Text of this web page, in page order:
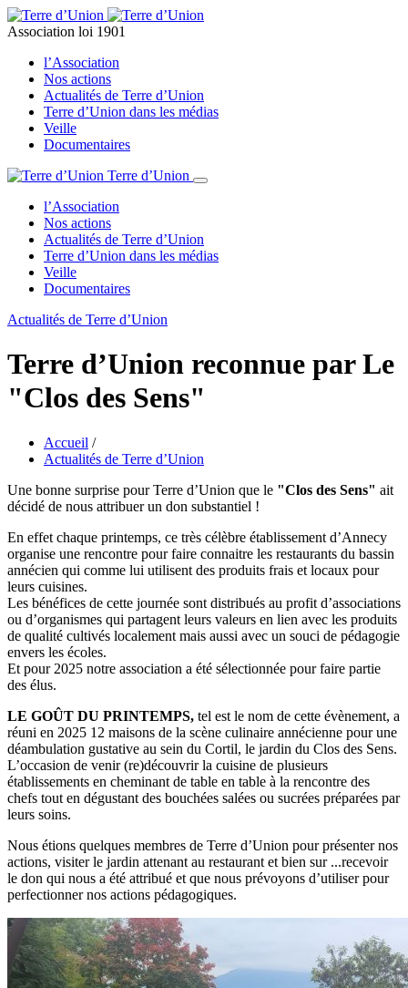
Association loi 1901
l’Association
Nos actions
Actualités de Terre d’Union
Terre d’Union dans les médias
Veille
Documentaires
Terre d’Union
l’Association
Nos actions
Actualités de Terre d’Union
Terre d’Union dans les médias
Veille
Documentaires
Actualités de Terre d’Union
Terre d’Union reconnue par Le
"Clos des Sens"
Accueil /
Actualités de Terre d’Union
Une bonne surprise pour Terre d’Union que le "Clos des Sens" ait
décidé de nous attribuer un don substantiel !
En effet chaque printemps, ce très célèbre établissement d’Annecy
organise une rencontre pour faire connaitre les restaurants du bassin
annécien qui comme lui utilisent des produits frais et locaux pour
leurs cuisines.
Les bénéfices de cette journée sont distribués au profit d’associations
ou d’organismes qui partagent leurs valeurs en lien avec les produits
de qualité cultivés localement mais aussi avec un souci de pédagogie
envers les écoles.
Et pour 2025 notre association a été sélectionnée pour faire partie
des élus.
LE GOÛT DU PRINTEMPS, tel est le nom de cette évènement, a
réuni en 2025 12 maisons de la scène culinaire annécienne pour une
déambulation gustative au sein du Cortil, le jardin du Clos des Sens.
L’occasion de venir (re)découvrir la cuisine de plusieurs
établissements en cheminant de table en table à la rencontre des
chefs tout en dégustant des bouchées salées ou sucrées préparées par
leurs soins.
Nous étions quelques membres de Terre d’Union pour présenter nos
actions, visiter le jardin attenant au restaurant et bien sur ...recevoir
le don qui nous a été attribué et que nous prévoyons d’utiliser pour
perfectionner nos actions pédagogiques.